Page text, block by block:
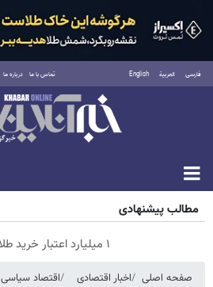
فارسی العربية English تماس با ما درباره ما
جمعه ۱۶ مرداد ۱۴۰۵
مطالب پیشنهادی
۱ میلیارد اعتبار خرید طلا | بدون ضامن و چک
صفحه اصلی اخبار اقتصادی اقتصاد سیاسی